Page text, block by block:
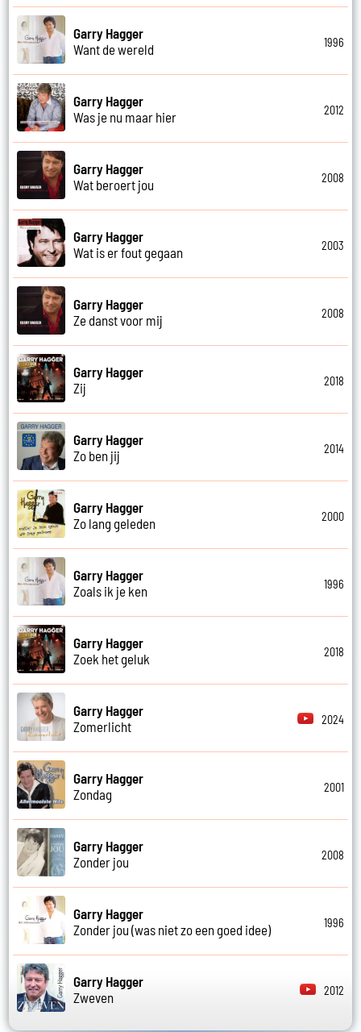
Garry Hagger
Want de wereld
1996
Garry Hagger
Was je nu maar hier
2012
Garry Hagger
Wat beroert jou
2008
Garry Hagger
Wat is er fout gegaan
2003
Garry Hagger
Ze danst voor mij
2008
Garry Hagger
Zij
2018
Garry Hagger
Zo ben jij
2014
Garry Hagger
Zo lang geleden
2000
Garry Hagger
Zoals ik je ken
1996
Garry Hagger
Zoek het geluk
2018
Garry Hagger
Zomerlicht
2024
Garry Hagger
Zondag
2001
Garry Hagger
Zonder jou
2008
Garry Hagger
Zonder jou (was niet zo een goed idee)
1996
Garry Hagger
Zweven
2012